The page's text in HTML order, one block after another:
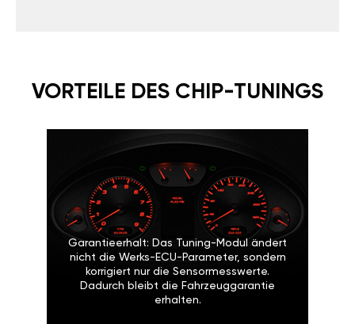
VORTEILE DES CHIP-TUNINGS
Garantieerhalt: Das Tuning-Modul ändert
nicht die Werks-ECU-Parameter, sondern
korrigiert nur die Sensormesswerte.
Dadurch bleibt die Fahrzeuggarantie
erhalten.